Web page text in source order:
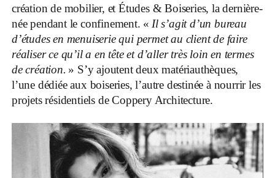
création de mobilier, et Études & Boiseries, la dernière-
née pendant le confinement. « Il s’agit d’un bureau
d’études en menuiserie qui permet au client de faire
réaliser ce qu’il a en tête et d’aller très loin en termes
de création. » S’y ajoutent deux matériauthèques,
l’une dédiée aux boiseries, l’autre destinée à nourrir les
projets résidentiels de Coppery Architecture.